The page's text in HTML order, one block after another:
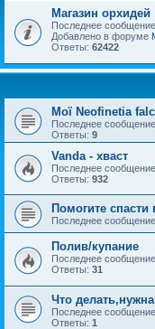
Магазин орхидей
Последнее сообщение
Добавлено в форуме
Ответы: 62422
Мої Neofinetia
Последнее сообщение
Ответы: 9
Vanda - хваст
Последнее сообщение
Ответы: 932
Помогите спасти
Последнее сообщение
Полив/купание
Последнее сообщение
Ответы: 31
Что
Последнее сообщение
Ответы: 1